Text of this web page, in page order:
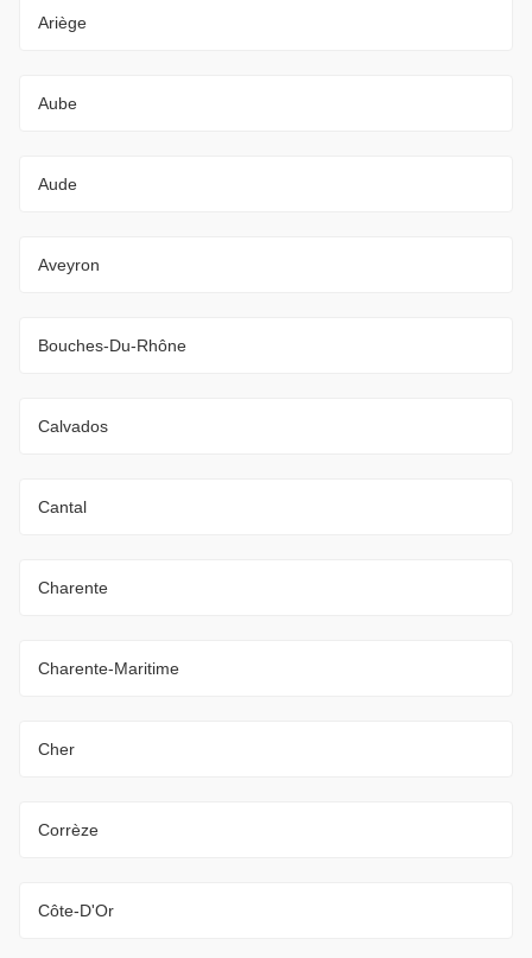
Ariège
Aube
Aude
Aveyron
Bouches-Du-Rhône
Calvados
Cantal
Charente
Charente-Maritime
Cher
Corrèze
Côte-D'Or